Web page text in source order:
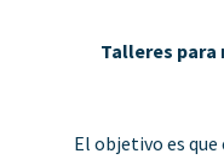
Talleres para
El objetivo es